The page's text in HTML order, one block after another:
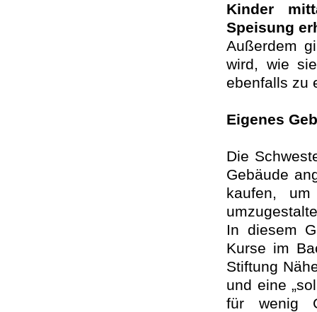
Kinder
Speisung
Außerdem
wird, wie
ebenfalls zu
Eigenes
Die
Gebäude
kaufen,
In diesem
Kurse im
Stiftung
und eine
für wenig